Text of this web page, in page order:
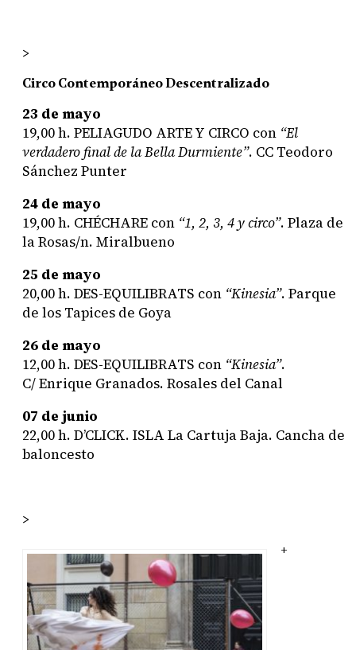
>
Circo Contemporáneo Descentralizado
23 de mayo
19,00 h. PELIAGUDO ARTE Y CIRCO con “El
verdadero final de la Bella Durmiente”. CC Teodoro
Sánchez Punter
24 de mayo
19,00 h. CHÉCHARE con “1, 2, 3, 4 y circo”. Plaza de
la Rosas/n. Miralbueno
25 de mayo
20,00 h. DES-EQUILIBRATS con “Kinesia”. Parque
de los Tapices de Goya
26 de mayo
12,00 h. DES-EQUILIBRATS con “Kinesia”.
C/ Enrique Granados. Rosales del Canal
07 de junio
22,00 h. D’CLICK. ISLA La Cartuja Baja. Cancha de
baloncesto
>
+